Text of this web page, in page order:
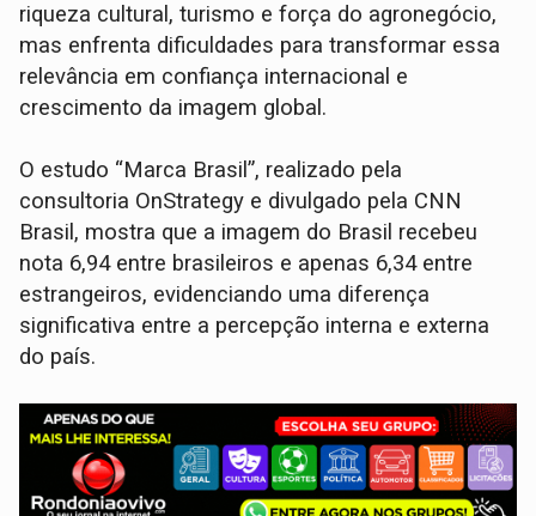
riqueza cultural, turismo e força do agronegócio,
mas enfrenta dificuldades para transformar essa
relevância em confiança internacional e
crescimento da imagem global.
O estudo “Marca Brasil”, realizado pela
consultoria OnStrategy e divulgado pela CNN
Brasil, mostra que a imagem do Brasil recebeu
nota 6,94 entre brasileiros e apenas 6,34 entre
estrangeiros, evidenciando uma diferença
significativa entre a percepção interna e externa
do país.